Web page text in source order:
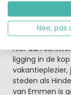
Duik onder in
hengeltje uit in
met het
vriest dat het
hier dan
ligging in de
steden als
van Emmen is
Nee, pas